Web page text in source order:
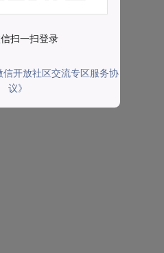
扫一扫登录
信开放社区交流专区服务协
议》